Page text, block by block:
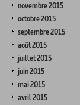
novembre 2015
octobre 2015
septembre 2015
août 2015
juillet 2015
juin 2015
mai 2015
avril 2015